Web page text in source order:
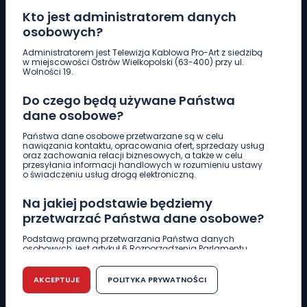
Kto jest administratorem danych
osobowych?
Administratorem jest Telewizja Kablowa Pro-Art z siedzibą
w miejscowości Ostrów Wielkopolski (63-400) przy ul.
Wolności 19.
Do czego będą używane Państwa
dane osobowe?
Państwa dane osobowe przetwarzane są w celu
nawiązania kontaktu, opracowania ofert, sprzedaży usług
oraz zachowania relacji biznesowych, a także w celu
przesyłania informacji handlowych w rozumieniu ustawy
o świadczeniu usług drogą elektroniczną.
Na jakiej podstawie będziemy
przetwarzać Państwa dane osobowe?
Podstawą prawną przetwarzania Państwa danych
osobowych, jest artykuł 6 Rozporządzenia Parlamentu
r. w sprawie ochrony osób fizycznych w związku z
przetwarzaniem danych osobowych w sprawie
swobodnego przepływu takich danych oraz uchylenia
dyrektywy 95/46/WE (RODO).
AKCEPTUJE POLITYKA PRYWATNOŚCI
Pobierz logotyp
661 997 997
REDAKCJA
62 735 22 22redakcja@wlkp24.info
DZIAŁ REKLAMY
62 735 01 85 reklama@wlkp24.info
WIADOMOŚCI
CIEKAWOSTKI